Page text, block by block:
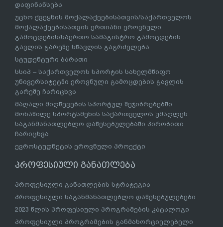
დაფინანსება
უცხო ქვეყნის მოქალაქეებისათვის/საქართველოს
მოქალაქეებისათვის ერთიანი ეროვნული
გამოცდების/საერთო სამაგისტრო გამოცდების
გავლის გარეშე სწავლის გაგრძელება
სტუდენტური ბარათი
სსიპ – საქართველოს სპორტის სახელმწიფო
უნივერსიტეტში ეროვნული გამოცდების გავლის
გარეშე ჩარიცხვა
მაღალი მიღწევების სპორტულ შეჯიბრებებში
მონაწილე სპორტსმენის საქართველოს უმაღლეს
საგანმანათლებლო დაწესებულებაში პირობითი
ჩარიცხვა
ევროსტუდნეტის ეროვნული პროექტი
პროფესიული განათლება
პროფესიული განათლების სტრატეგია
პროფესიული საგანმანათლებლო დაწესებულებები
2023 წლის პროფესიული პროგრამების კატალოგი
პროფესიული პროგრამების განმახორციელებელი